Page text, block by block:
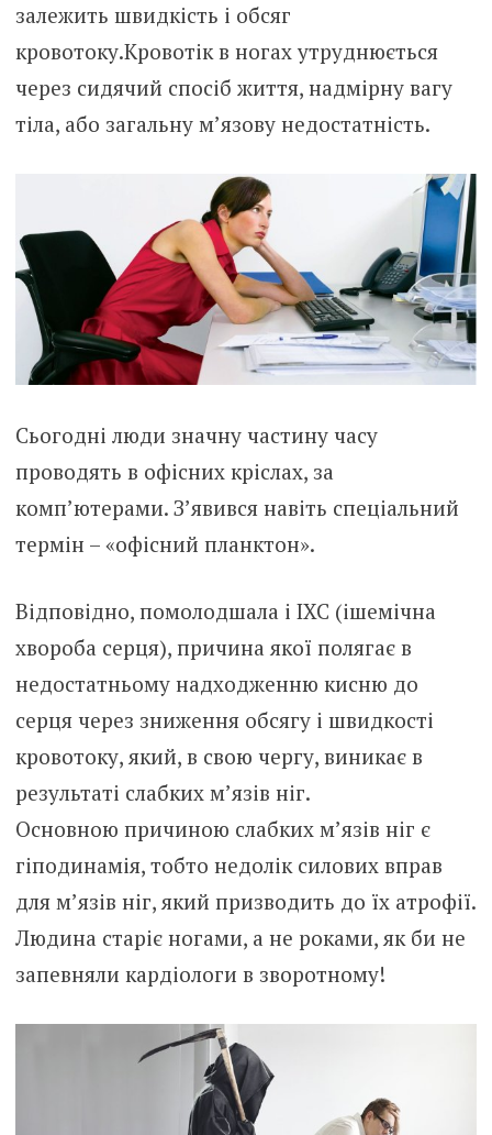
залежить швидкість і обсяг
кровотоку.Кровотік в ногах утруднюється
через сидячий спосіб життя, надмірну вагу
тіла, або загальну м’язову недостатність.
Сьогодні люди значну частину часу
проводять в офісних кріслах, за
комп’ютерами. З’явився навіть спеціальний
термін – «офісний планктон».
Відповідно, помолодшала і ІХС (ішемічна
хвороба серця), причина якої полягає в
недостатньому надходженню кисню до
серця через зниження обсягу і швидкості
кровотоку, який, в свою чергу, виникає в
результаті слабких м’язів ніг.
Основною причиною слабких м’язів ніг є
гіподинамія, тобто недолік силових вправ
для м’язів ніг, який призводить до їх атрофії.
Людина старіє ногами, а не роками, як би не
запевняли кардіологи в зворотному!